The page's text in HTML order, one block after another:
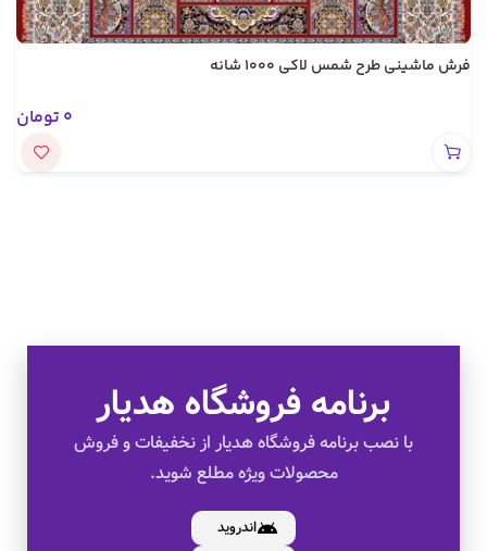
فرش ماشینی طرح شمس لاکی 1000 شانه
0 تومان
برنامه فروشگاه هدیار
با نصب برنامه فروشگاه هدیار از نخفیفات و فروش
محصولات ویژه مطلع شوید.
اندروید
تخفیف های ویژه
کالای اصل